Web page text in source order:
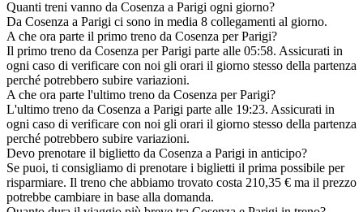
Quanti treni vanno da Cosenza a Parigi ogni giorno?
Da Cosenza a Parigi ci sono in media 8 collegamenti al giorno.
A che ora parte il primo treno da Cosenza per Parigi?
Il primo treno da Cosenza per Parigi parte alle 05:58. Assicurati in
ogni caso di verificare con noi gli orari il giorno stesso della partenza
perché potrebbero subire variazioni.
A che ora parte l'ultimo treno da Cosenza per Parigi?
L'ultimo treno da Cosenza a Parigi parte alle 19:23. Assicurati in
ogni caso di verificare con noi gli orari il giorno stesso della partenza
perché potrebbero subire variazioni.
Devo prenotare il biglietto da Cosenza a Parigi in anticipo?
Se puoi, ti consigliamo di prenotare i biglietti il prima possibile per
risparmiare. Il treno che abbiamo trovato costa 210,35 € ma il prezzo
potrebbe cambiare in base alla domanda.